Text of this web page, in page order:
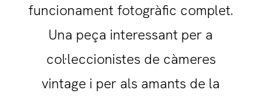
funcionament fotogràfic complet.
Una peça interessant per a
col·leccionistes de càmeres
vintage i per als amants de la